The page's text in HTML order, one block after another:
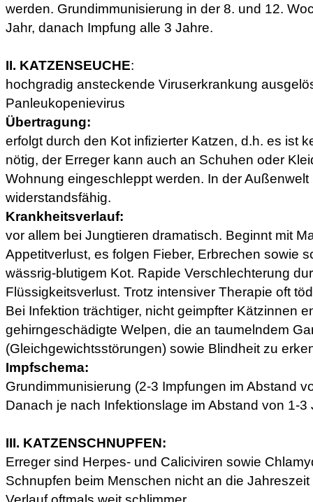
werden. Grundimmunisierung in der 8. und 12.
Jahr, danach Impfung alle 3 Jahre.
II. KATZENSEUCHE:
hochgradig ansteckende Viruserkrankung
Panleukopenievirus
Übertragung:
erfolgt durch den Kot infizierter Katzen, d.h. es ist
nötig, der Erreger kann auch an Schuhen oder
Wohnung eingeschleppt werden. In der
widerstandsfähig.
Krankheitsverlauf:
vor allem bei Jungtieren dramatisch. Beginnt mit
Appetitverlust, es folgen Fieber, Erbrechen sowie
wässrig-blutigem Kot. Rapide Verschlechterung
Flüssigkeitsverlust. Trotz intensiver Therapie oft
Bei Infektion trächtiger, nicht geimpfter Kätzinnen
gehirngeschädigte Welpen, die an taumelndem
(Gleichgewichtsstörungen) sowie Blindheit zu
Impfschema:
Grundimmunisierung (2-3 Impfungen im Abstand
Danach je nach Infektionslage im Abstand von 1-3
III. KATZENSCHNUPFEN:
Erreger sind Herpes- und Caliciviren sowie
Schnupfen beim Menschen nicht an die